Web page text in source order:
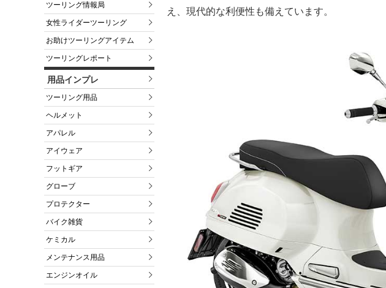
ツーリング情報局
女性ライダーツーリング
お助けツーリングアイテム
ツーリングレポート
用品インプレ
ツーリング用品
ヘルメット
アパレル
アイウェア
フットギア
グローブ
プロテクター
バイク雑貨
ケミカル
メンテナンス用品
エンジンオイル
え、現代的な利便性も備えています。